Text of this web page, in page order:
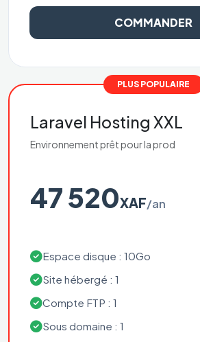
COMMANDER
PLUS POPULAIRE
Laravel Hosting XXL
Environnement prêt pour la prod
47 520XAF/an
Espace disque : 10Go
Site hébergé : 1
Compte FTP : 1
Sous domaine : 1